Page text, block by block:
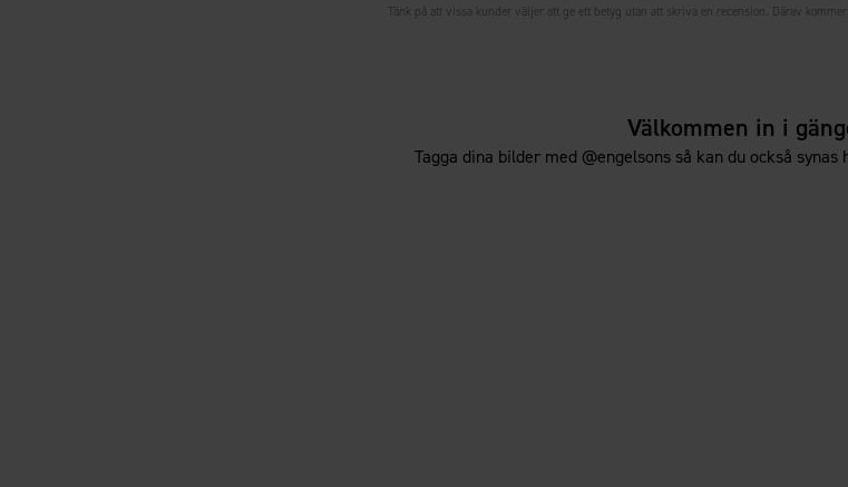
Tänk på att vissa kunder väljer att ge ett betyg utan att skriva en recension. Därav
Välkommen in i
Tagga dina bilder med @engelsons så kan du också